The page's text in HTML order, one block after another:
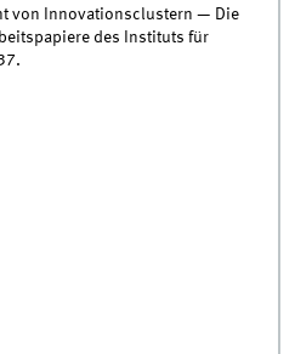
von Innovationsclustern — Die
des Instituts für